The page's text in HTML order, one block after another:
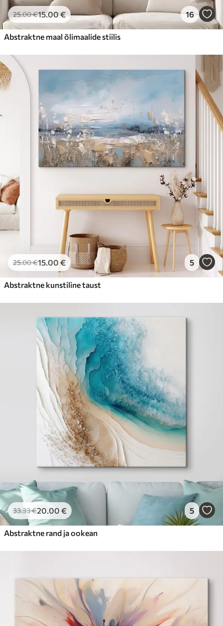
25.00€15.00€ 16
Abstraktne maal õlimaalide stiilis
25.00€15.00 € 5
Abstraktne kunstiline taust
33.33€20.00 € 5
Abstraktne rand ja ookean